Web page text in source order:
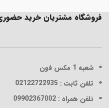
فروشگاه مشتریان خرید
شعبه 1
مکس فون
تلفن ثابت : 02122722935
تلفن همراه : 09902367002